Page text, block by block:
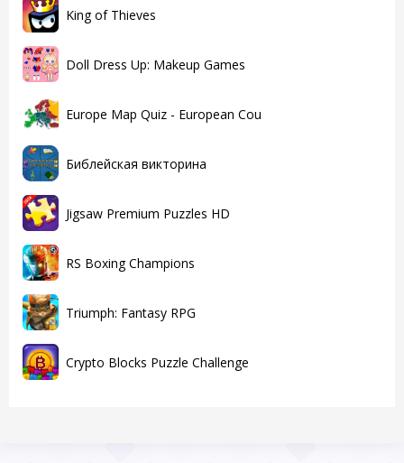
King of Thieves
Doll Dress Up: Makeup Games
Europe Map Quiz - European Cou
Библейская викторина
Jigsaw Premium Puzzles HD
RS Boxing Champions
Triumph: Fantasy RPG
Crypto Blocks Puzzle Challenge